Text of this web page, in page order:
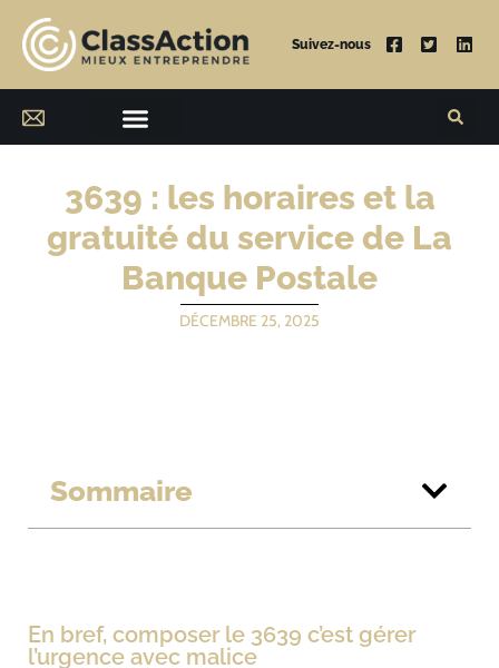
Suivez-nous
3639 : les horaires et la
gratuité du service de La
Banque Postale
DÉCEMBRE 25, 2025
Sommaire
En bref, composer le 3639 c’est gérer
l’urgence avec malice